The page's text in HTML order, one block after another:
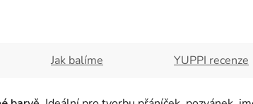
Jak balíme YUPPI recenze